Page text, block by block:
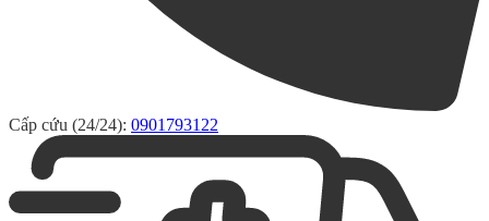
Cấp cứu (24/24): 0901793122